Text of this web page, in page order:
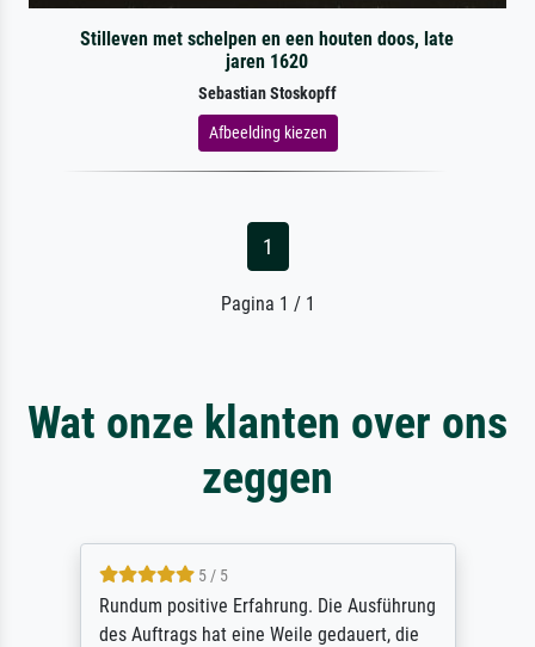
Stilleven met schelpen en een houten doos, late
jaren 1620
Sebastian Stoskopff
Afbeelding kiezen
1
Pagina 1 / 1
Wat onze klanten over ons
zeggen
5 / 5
Rundum positive Erfahrung. Die Ausführung
des Auftrags hat eine Weile gedauert, die